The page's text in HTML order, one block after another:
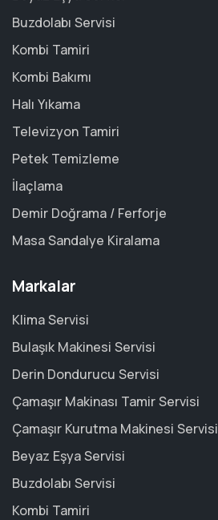
Buzdolabı Servisi
Kombi Tamiri
Kombi Bakımı
Halı Yıkama
Televizyon Tamiri
Petek Temizleme
İlaçlama
Demir Doğrama / Ferforje
Masa Sandalye Kiralama
Markalar
Klima Servisi
Bulaşık Makinesi Servisi
Derin Dondurucu Servisi
Çamaşır Makinası Tamir Servisi
Çamaşır Kurutma Makinesi Servisi
Beyaz Eşya Servisi
Buzdolabı Servisi
Kombi Tamiri